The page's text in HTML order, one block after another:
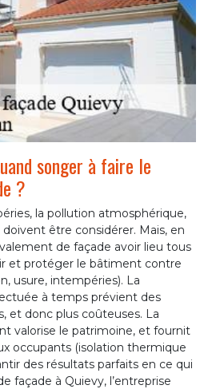
songer à faire le
?
la pollution atmosphérique,
être considérer. Mais, en
de façade avoir lieu tous
et protéger le bâtiment contre
usure, intempéries). La
à temps prévient des
et donc plus coûteuses. La
valorise le patrimoine, et fournit
occupants (isolation thermique
des résultats parfaits en ce qui
façade à Quievy, l’entreprise